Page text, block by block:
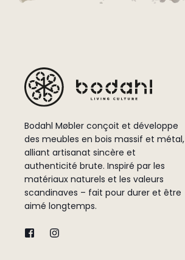
Bodahl Møbler conçoit et développe
des meubles en bois massif et métal,
alliant artisanat sincère et
authenticité brute. Inspiré par les
matériaux naturels et les valeurs
scandinaves – fait pour durer et être
aimé longtemps.